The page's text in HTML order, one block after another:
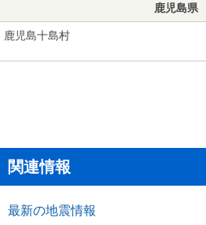
鹿児島県
鹿児島十島村
関連情報
最新の地震情報